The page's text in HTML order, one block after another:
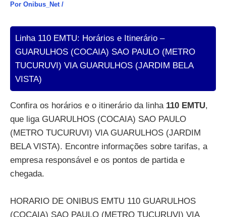
Por Onibus_Net /
Linha 110 EMTU: Horários e Itinerário –
GUARULHOS (COCAIA) SAO PAULO (METRO
TUCURUVI) VIA GUARULHOS (JARDIM BELA
VISTA)
Confira os horários e o itinerário da linha 110 EMTU,
que liga GUARULHOS (COCAIA) SAO PAULO
(METRO TUCURUVI) VIA GUARULHOS (JARDIM
BELA VISTA). Encontre informações sobre tarifas, a
empresa responsável e os pontos de partida e
chegada.
HORARIO DE ONIBUS EMTU 110 GUARULHOS
(COCAIA) SAO PAULO (METRO TUCURUVI) VIA